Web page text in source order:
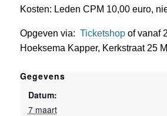
Kosten: Leden CPM 10,00 euro,
Opgeven via: Ticketshopof vanaf
Hoeksema Kapper, Kerkstraat 25
Gegevens
Datum:
7 maart